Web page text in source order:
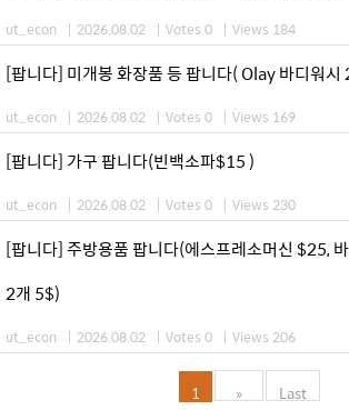
ut_econ | 2026.08.02 | Votes 0 | Views 184
[팝니다] 미개봉 화장품 등 팝니다( Olay 바디워시
ut_econ | 2026.08.02 | Votes 0 | Views 169
[팝니다] 가구 팝니다(빈백소파$15 )
ut_econ | 2026.08.02 | Votes 0 | Views 230
[팝니다] 주방용품 팝니다(에스프레소머신 $25,
2개 5$)
ut_econ | 2026.08.02 | Votes 0 | Views 206
1 » Last